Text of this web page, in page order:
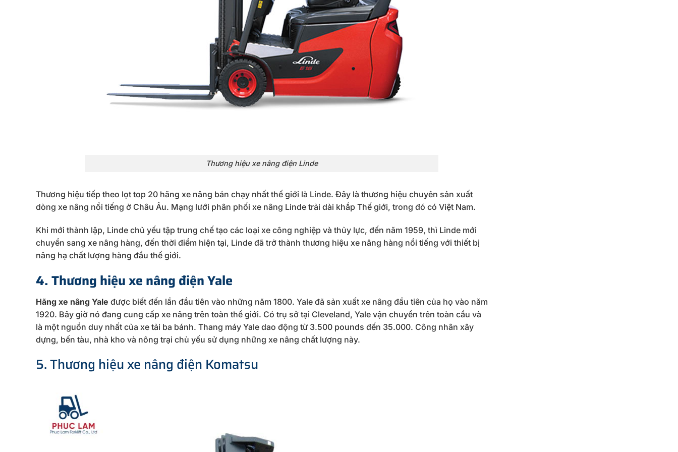
Thương hiệu xe nâng điện Linde
Thương hiệu tiếp theo lọt top 20 hãng xe nâng bán chạy nhất thế giới là Linde. Đây là thương hiệu chuyên sản xuất
dòng xe nâng nổi tiếng ở Châu Âu. Mạng lưới phân phối xe nâng Linde trải dài khắp Thế giới, trong đó có Việt Nam.
Khi mới thành lập, Linde chủ yếu tập trung chế tạo các loại xe công nghiệp và thủy lực, đến năm 1959, thì Linde mới
chuyển sang xe nâng hàng, đến thời điểm hiện tại, Linde đã trở thành thương hiệu xe nâng hàng nổi tiếng với thiết bị
nâng hạ chất lượng hàng đầu thế giới.
4. Thương hiệu xe nâng điện Yale
Hãng xe nâng Yale được biết đến lần đầu tiên vào những năm 1800. Yale đã sản xuất xe nâng đầu tiên của họ vào năm
1920. Bây giờ nó đang cung cấp xe nâng trên toàn thế giới. Có trụ sở tại Cleveland, Yale vận chuyển trên toàn cầu và
là một nguồn duy nhất của xe tải ba bánh. Thang máy Yale dao động từ 3.500 pounds đến 35.000. Công nhân xây
dựng, bến tàu, nhà kho và nông trại chủ yếu sử dụng những xe nâng chất lượng này.
5. Thương hiệu xe nâng điện Komatsu